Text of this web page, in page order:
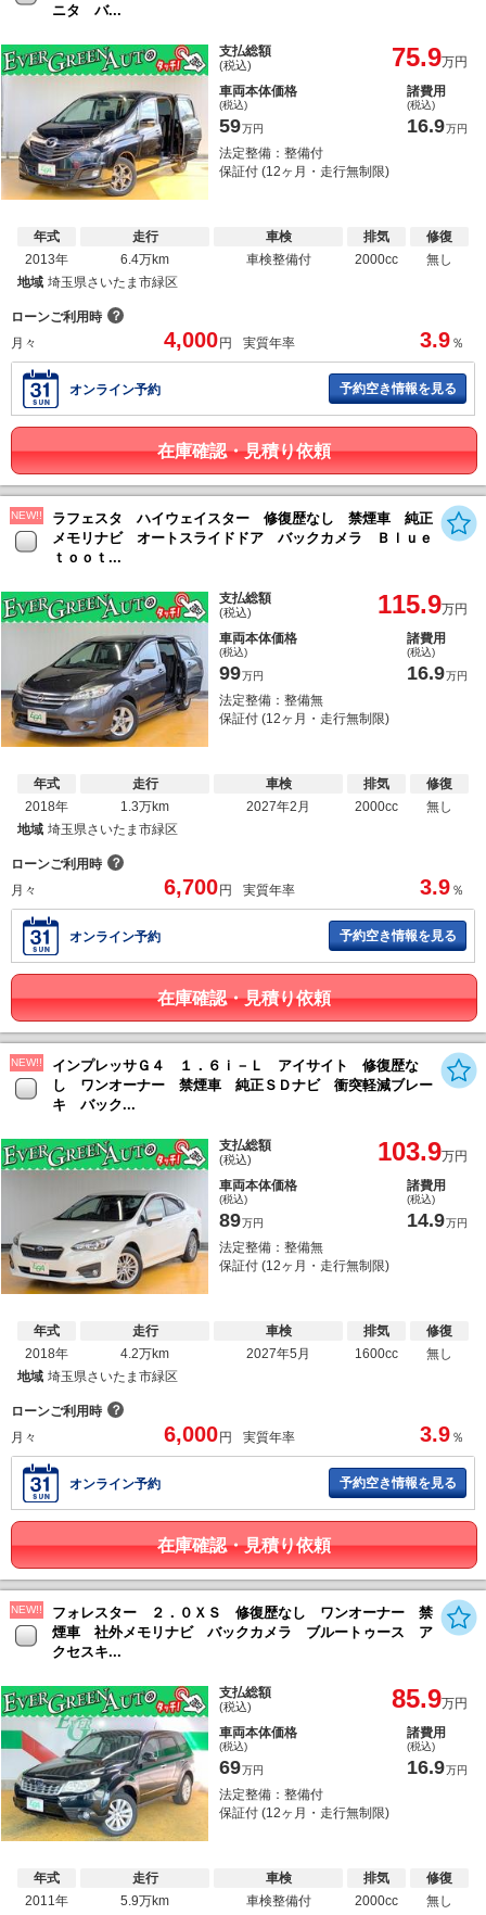
ニタ バ...
支払総額
(税込) 75.9万円
車両本体価格
(税込)
59万円
諸費用
(税込)
16.9万円
法定整備：整備付
保証付 (12ヶ月・走行無制限)
年式
2013年
走行
6.4万km
車検
車検整備付
排気
2000cc
修復
無し
地域 埼玉県さいたま市緑区
ローンご利用時 ？
月々
4,000円 実質年率 3.9 ％
オンライン予約 予約空き情報を見る
在庫確認・見積り依頼
NEW!!
ラフェスタ ハイウェイスター 修復歴なし 禁煙車 純正
メモリナビ オートスライドドア バックカメラ Ｂｌｕｅ
ｔｏｏｔ...
支払総額
(税込) 115.9万円
車両本体価格
(税込)
99万円
諸費用
(税込)
16.9万円
法定整備：整備無
保証付 (12ヶ月・走行無制限)
年式
2018年
走行
1.3万km
車検
2027年2月
排気
2000cc
修復
無し
地域 埼玉県さいたま市緑区
ローンご利用時 ？
月々
6,700円 実質年率 3.9 ％
オンライン予約 予約空き情報を見る
在庫確認・見積り依頼
NEW!!
インプレッサＧ４ １．６ｉ－Ｌ アイサイト 修復歴な
し ワンオーナー 禁煙車 純正ＳＤナビ 衝突軽減ブレー
キ バック...
支払総額
(税込) 103.9万円
車両本体価格
(税込)
89万円
諸費用
(税込)
14.9万円
法定整備：整備無
保証付 (12ヶ月・走行無制限)
年式
2018年
走行
4.2万km
車検
2027年5月
排気
1600cc
修復
無し
地域 埼玉県さいたま市緑区
ローンご利用時 ？
月々
6,000円 実質年率 3.9 ％
オンライン予約 予約空き情報を見る
在庫確認・見積り依頼
NEW!!
フォレスター ２．０ＸＳ 修復歴なし ワンオーナー 禁
煙車 社外メモリナビ バックカメラ ブルートゥース ア
クセスキ...
支払総額
(税込) 85.9万円
車両本体価格
(税込)
69万円
諸費用
(税込)
16.9万円
法定整備：整備付
保証付 (12ヶ月・走行無制限)
年式
2011年
走行
5.9万km
車検
車検整備付
排気
2000cc
修復
無し